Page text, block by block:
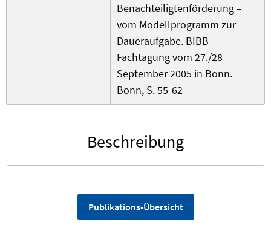
Benachteiligtenförderung –
vom Modellprogramm zur
Daueraufgabe. BIBB-
Fachtagung vom 27./28
September 2005 in Bonn.
Bonn, S. 55-62
Beschreibung
Publikations-Übersicht